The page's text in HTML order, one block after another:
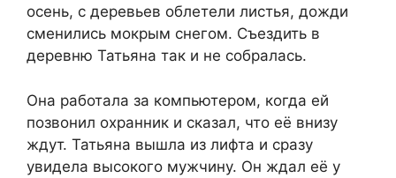
осень, с деревьев облетели листья, дожди
сменились мокрым снегом. Съездить в
деревню Татьяна так и не собралась.
Она работала за компьютером, когда ей
позвонил охранник и сказал, что её внизу
ждут. Татьяна вышла из лифта и сразу
увидела высокого мужчину. Он ждал её у